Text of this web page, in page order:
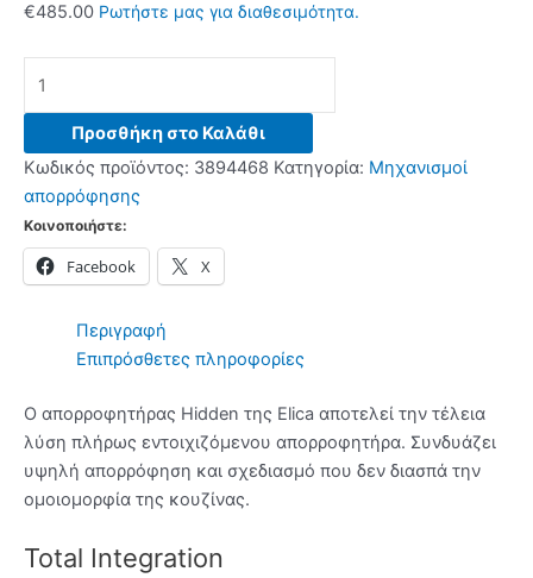
€485.00 Ρωτήστε μας για διαθεσιμότητα.
HIDDEN
IX/A/72
Μηχανισμός
Απορρόφησης
άτοκα)
Προσθήκη στο Καλάθι
Κωδικός προϊόντος: 3894468 Κατηγορία: Μηχανισμοί
απορρόφησης
Κοινοποιήστε:
Facebook X
Περιγραφή
Επιπρόσθετες πληροφορίες
Ο απορροφητήρας Hidden της Elica αποτελεί την τέλεια
λύση πλήρως εντοιχιζόμενου απορροφητήρα. Συνδυάζει
υψηλή απορρόφηση και σχεδιασμό που δεν διασπά την
ομοιομορφία της κουζίνας.
Total Integration